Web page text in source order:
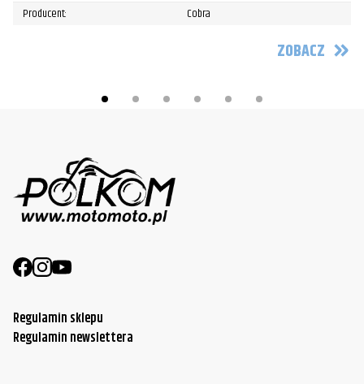
Producent:
Cobra
ZOBACZ
Regulamin sklepu
Regulamin newslettera